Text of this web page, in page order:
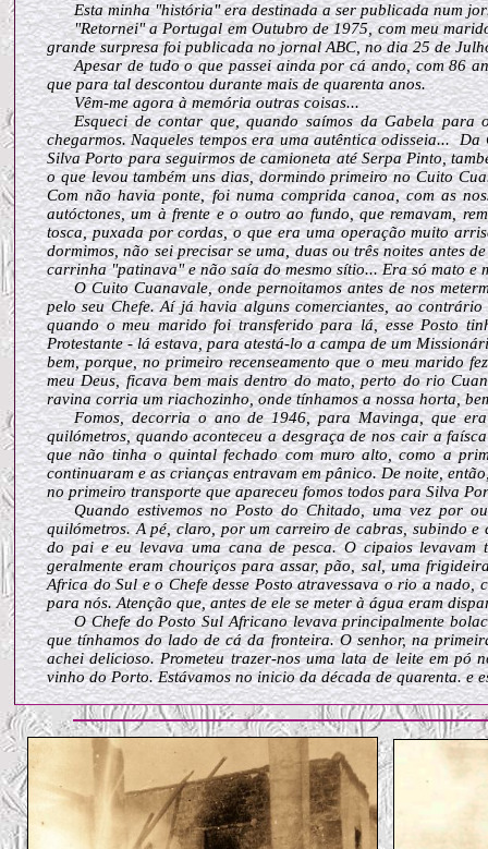
Esta minha "história" era destinada a ser publicada num
"Retornei" a Portugal em Outubro de 1975, com meu
grande surpresa foi publicada no jornal ABC, no dia 25 de
Apesar de tudo o que passei ainda por cá ando, com 86
que para tal descontou durante mais de quarenta anos.
Vêm-me agora à memória outras coisas...
Esqueci de contar que, quando saímos da Gabela
chegarmos. Naqueles tempos era uma autêntica odisseia...
Silva Porto para seguirmos de camioneta até Serpa Pinto,
o que levou também uns dias, dormindo primeiro no Cuito
Com não havia ponte, foi numa comprida canoa, com as
autóctones, um à frente e o outro ao fundo, que remavam,
tosca, puxada por cordas, o que era uma operação muito
dormimos, não sei precisar se uma, duas ou três noites antes
carrinha "patinava" e não saía do mesmo sítio... Era só mato
O Cuito Cuanavale, onde pernoitamos antes de nos
pelo seu Chefe. Aí já havia alguns comerciantes, ao
quando o meu marido foi transferido para lá, esse Posto
Protestante - lá estava, para atestá-lo a campa de um
bem, porque, no primeiro recenseamento que o meu marido
meu Deus, ficava bem mais dentro do mato, perto do rio
ravina corria um riachozinho, onde tínhamos a nossa horta,
Fomos, decorria o ano de 1946, para Mavinga, que
quilómetros, quando aconteceu a desgraça de nos cair a
que não tinha o quintal fechado com muro alto, como a
continuaram e as crianças entravam em pânico. De noite,
no primeiro transporte que apareceu fomos todos para Silva
Quando estivemos no Posto do Chitado, uma vez por
quilómetros. A pé, claro, por um carreiro de cabras, subindo
do pai e eu levava uma cana de pesca. O cipaios levavam
geralmente eram chouriços para assar, pão, sal, uma
Africa do Sul e o Chefe desse Posto atravessava o rio a nado,
para nós. Atenção que, antes de ele se meter à água eram
O Chefe do Posto Sul Africano levava principalmente
que tínhamos do lado de cá da fronteira. O senhor, na
achei delicioso. Prometeu trazer-nos uma lata de leite em pó
vinho do Porto. Estávamos no inicio da década de quarenta. e